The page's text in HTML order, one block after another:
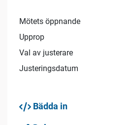
Mötets öppnande
Upprop
Val av justerare
Justeringsdatum
Bädda in